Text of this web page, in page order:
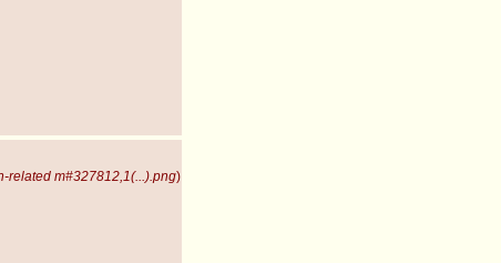
related m#327812,1(...).png)